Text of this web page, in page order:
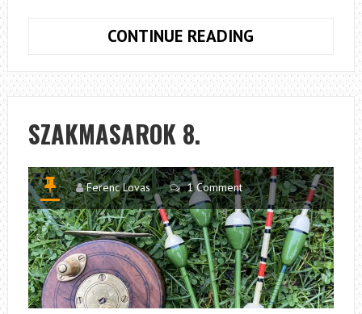
CONTINUE READING
SZAKMASAROK 8.
Ferenc Lovas 1 Comment